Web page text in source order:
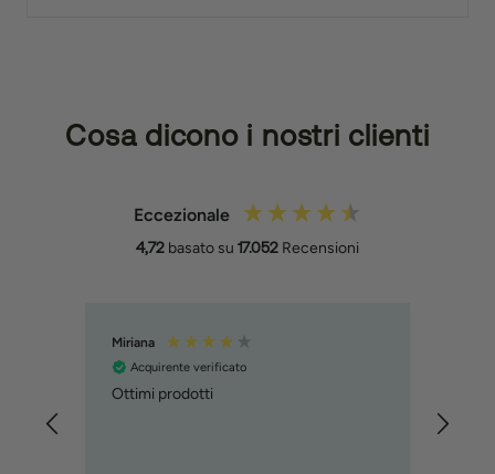
Cosa dicono i nostri clienti
Eccezionale
4,72 basato su 17.052 Recensioni
Miriana
Acquirente verificato
Ottimi prodotti